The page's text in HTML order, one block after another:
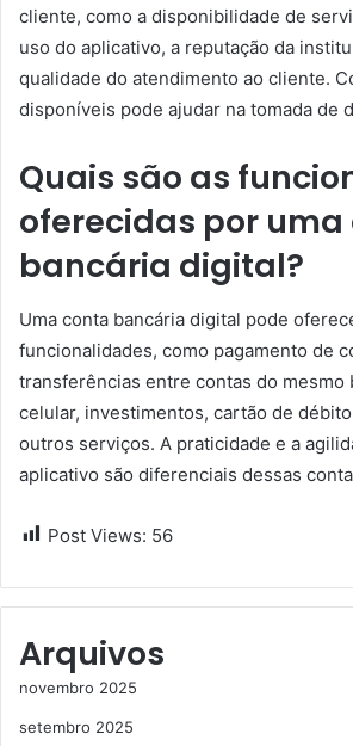
cliente, como a disponibilidade de
uso do aplicativo, a reputação da
qualidade do atendimento ao cliente.
disponíveis pode ajudar na tomada de
Quais são as
oferecidas por uma
bancária digital?
Uma conta bancária digital pode
funcionalidades, como pagamento de
transferências entre contas do mesmo
celular, investimentos, cartão de
outros serviços. A praticidade e a
aplicativo são diferenciais dessas
Post Views: 56
Arquivos
novembro 2025
setembro 2025